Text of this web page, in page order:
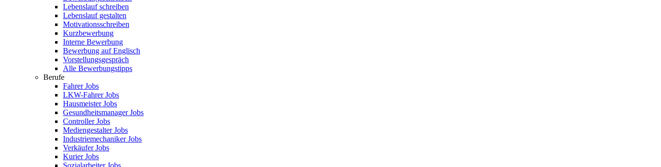
Lebenslauf schreiben
Lebenslauf gestalten
Motivationsschreiben
Kurzbewerbung
Interne Bewerbung
Bewerbung auf Englisch
Vorstellungsgespräch
Alle Bewerbungstipps
Berufe
Fahrer Jobs
LKW-Fahrer Jobs
Hausmeister Jobs
Gesundheitsmanager Jobs
Controller Jobs
Mediengestalter Jobs
Industriemechaniker Jobs
Verkäufer Jobs
Kurier Jobs
Sozialarbeiter Jobs